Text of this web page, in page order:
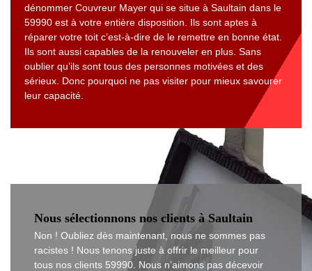
dénommer Couvreur Mayer qui se situe à Saultain dans le
59990 est à votre entière disposition. Ils sont aptes à
réparer votre toit c’est-à-dire de le remettre en bonne état.
Ils sont aussi capables de la renouveler en plus. Sans
oublier qu’ils sont tous des personnes motivées et des
sérieux. Donc pourquoi ne pas visiter pour mieux savourer
leur capacité.
Nous sélectionnons nos clients à Saultain
Non ! Oubliez dès maintenant, nous ne sommes pas
racistes ! Nous tenons juste à offrir le meilleur pour
tous nos clients 59990. Nous n’aimons pas décevoir